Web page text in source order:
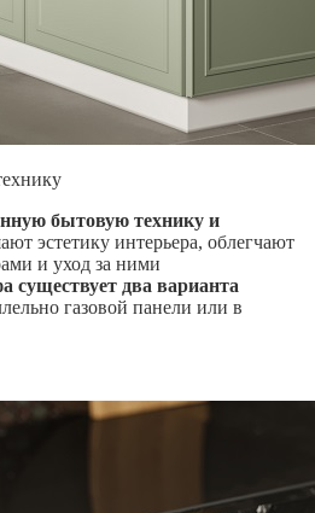
бытовую технику и
эстетику интерьера, облегчают
и уход за ними
существует два варианта
газовой панели или в